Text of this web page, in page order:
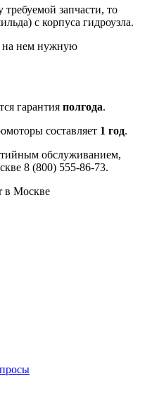
запчасти, то
с корпуса гидроузла.
на нем нужную
гарантия полгода.
составляет 1 год.
обслуживанием,
8 (800) 555-86-73.
в Москве